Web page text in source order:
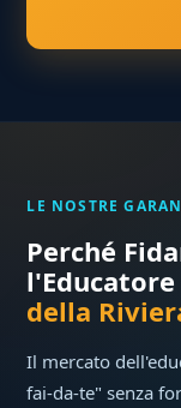
LE NOSTRE
Perché
della
Il mercato
fai-da-te" senza